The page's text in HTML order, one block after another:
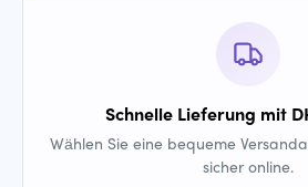
Schnelle Lieferung mit
Wählen Sie eine bequeme
sicher online.